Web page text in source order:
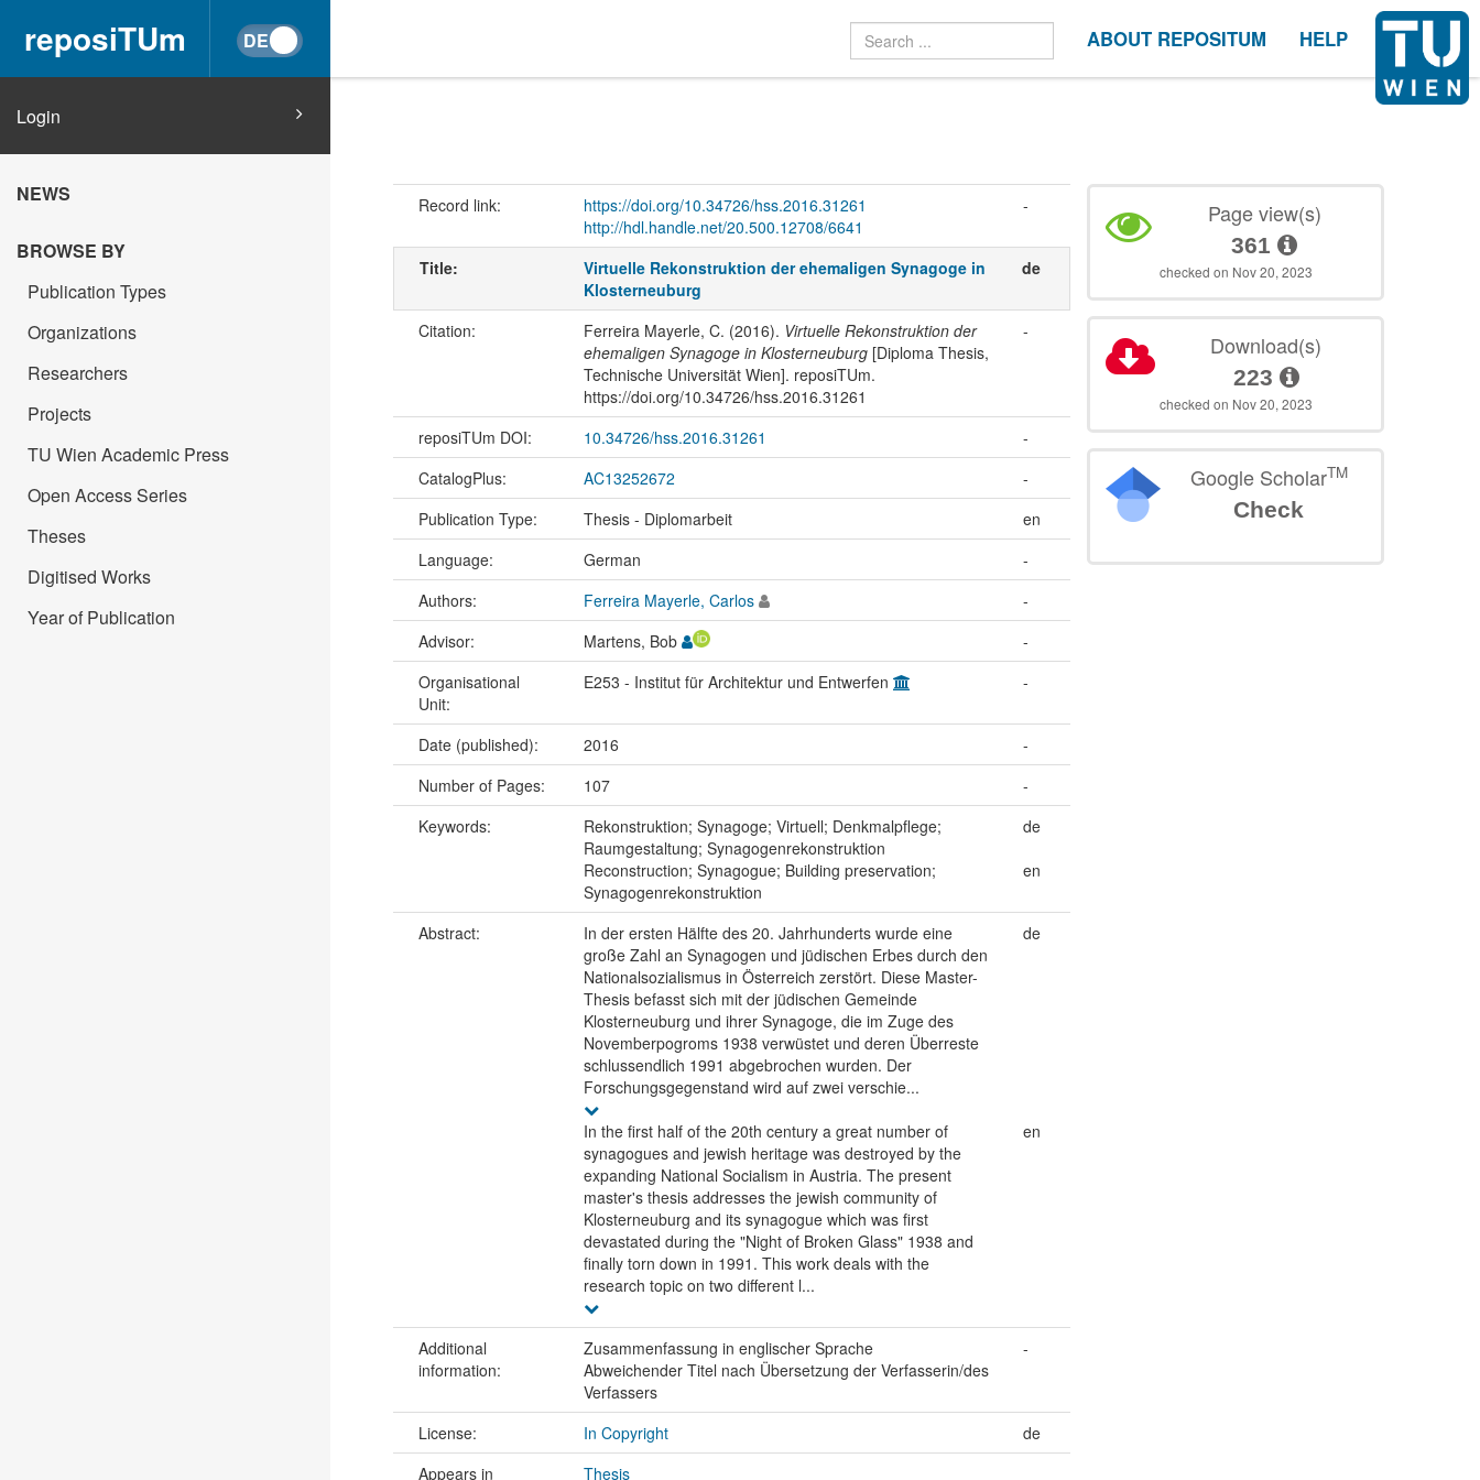
reposiTUm ABOUT REPOSITUM HELP
Login
NEWS
BROWSE BY
Publication Types
Organizations
Researchers
Projects
TU Wien Academic Press
Open Access Series
Theses
Digitised Works
Year of Publication
Record link:
https://doi.org/10.34726/hss.2016.31261
http://hdl.handle.net/20.500.12708/6641
-
Title:
Virtuelle Rekonstruktion der ehemaligen Synagoge in
Klosterneuburg
de
Citation: Ferreira Mayerle, C. (2016). Virtuelle Rekonstruktion der
ehemaligen Synagoge in Klosterneuburg[Diploma Thesis,
Technische Universität Wien]. reposiTUm.
https://doi.org/10.34726/hss.2016.31261
-
reposiTUm DOI: 10.34726/hss.2016.31261
-
CatalogPlus:
AC13252672
-
Publication Type:
Thesis - Diplomarbeit
en
Language:
German
-
Authors:
Ferreira Mayerle, Carlos
-
Advisor:
Martens, Bob
-
Organisational
Unit:
E253 - Institut für Architektur und Entwerfen -
Date (published): 2016
-
Number of Pages:
107
-
Keywords:
Rekonstruktion; Synagoge; Virtuell; Denkmalpflege;
Raumgestaltung; Synagogenrekonstruktion
de
Reconstruction; Synagogue; Building preservation;
Synagogenrekonstruktion
en
Abstract:
In der ersten Hälfte des 20. Jahrhunderts wurde eine
große Zahl an Synagogen und jüdischen Erbes durch den
Nationalsozialismus in Österreich zerstört. Diese Master-
Thesis befasst sich mit der jüdischen Gemeinde
Klosterneuburg und ihrer Synagoge, die im Zuge des
Novemberpogroms 1938 verwüstet und deren Überreste
schlussendlich 1991 abgebrochen wurden. Der
Forschungsgegenstand wird auf zwei verschie...
de
In the first half of the 20th century a great number of
synagogues and jewish heritage was destroyed by the
expanding National Socialism in Austria. The present
master's thesis addresses the jewish community of
Klosterneuburg and its synagogue which was first
devastated during the "Night of Broken Glass" 1938 and
finally torn down in 1991. This work deals with the
research topic on two different l...
en
Additional
information:
Zusammenfassung in englischer Sprache
Abweichender Titel nach Übersetzung der Verfasserin/des
Verfassers
-
License: In Copyright
de
Appears in
Thesis
Page view(s)
361
checked on Nov 20, 2023
Download(s)
223
checked on Nov 20, 2023
Google ScholarTM
Check